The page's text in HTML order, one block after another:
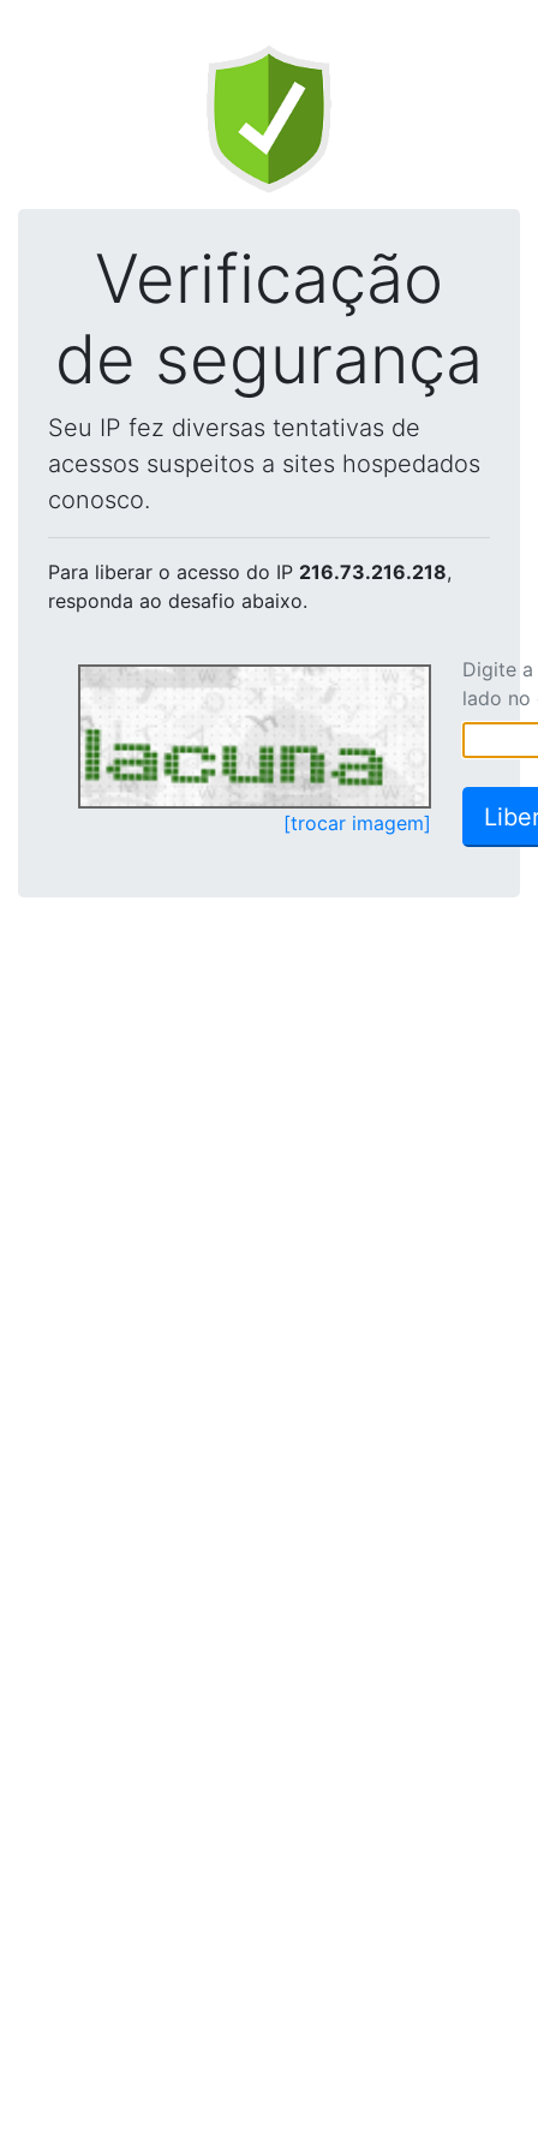
Verificação
de segurança
Seu IP fez diversas tentativas de
acessos suspeitos a sites hospedados
conosco.
Para liberar o acesso do IP 216.73.216.218,
responda ao desafio abaixo.
[trocar imagem]
Digite
lado no